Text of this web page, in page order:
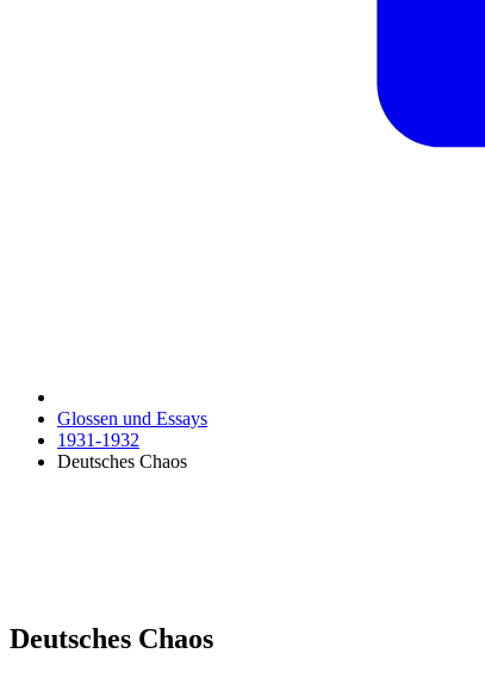
Glossen und Essays
1931-1932
Deutsches Chaos
Deutsches Chaos